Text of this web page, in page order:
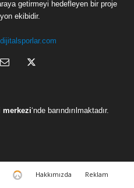
getirmeyi hedefleyen bir proje
ekibidir.
merkezi‘nde barındırılmaktadır.
O
Hakkımızda
Reklam